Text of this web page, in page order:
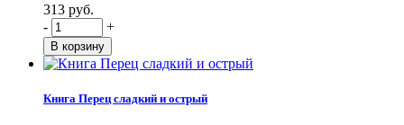
313 руб.
-
+
Книга Перец сладкий и острый